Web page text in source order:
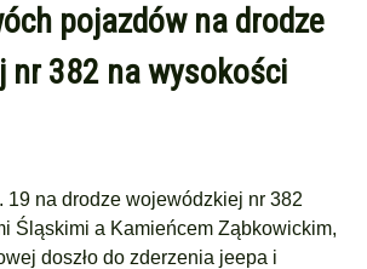
pojazdów na drodze
nr 382 na wysokości
19 na drodze wojewódzkiej nr 382
Śląskimi a Kamieńcem Ząbkowickim,
doszło do zderzenia jeepa i